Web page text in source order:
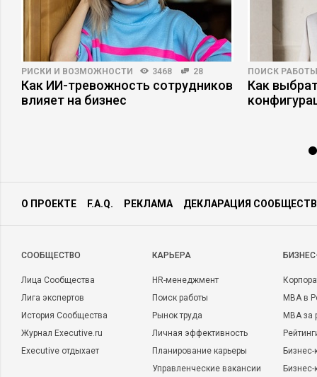
РИСКИ И ВОЗМОЖНОСТИ 3468 28
Как ИИ-тревожность сотрудников
влияет на бизнес
ПОИСК РАБОТЫ
Как
О ПРОЕКТЕ F.A.Q. РЕКЛАМА ДЕКЛАРАЦИЯ
CООБЩЕСТВО
Лица Сообщества
Лига экспертов
История Сообщества
Журнал Executive.ru
Executive отдыхает
КАРЬЕРА
HR-менеджмент
Поиск работы
Рынок труда
Личная эффективность
Планирование карьеры
Управленческие вакансии
MBA в
MBA
Бизнес-